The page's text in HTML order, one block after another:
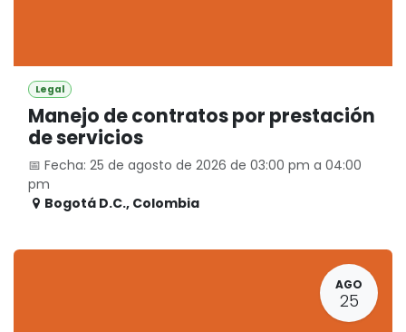
Legal
Manejo de contratos por prestación
de servicios
📅 Fecha: 25 de agosto de 2026 de 03:00 pm a 04:00
pm
Bogotá D.C., Colombia
AGO
25